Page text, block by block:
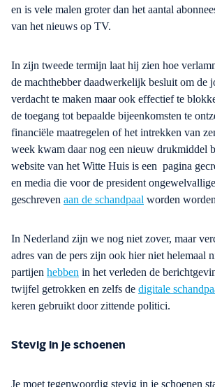
en is vele malen groter dan het aantal
van het nieuws op TV.
In zijn tweede termijn laat hij zien hoe
de machthebber daadwerkelijk besluit om de
verdacht te maken maar ook effectief te
de toegang tot bepaalde bijeenkomsten te
financiële maatregelen of het intrekken van
week kwam daar nog een nieuw drukmiddel
website van het Witte Huis is een pagina
en media die voor de president ongewelvallige
geschreven aan de schandpaal worden
In Nederland zijn we nog niet zover, maar
adres van de pers zijn ook hier niet helemaal
partijen hebben in het verleden de
twijfel getrokken en zelfs de digitale
keren gebruikt door zittende politici.
Stevig in je schoenen
Je moet tegenwoordig stevig in je schoenen